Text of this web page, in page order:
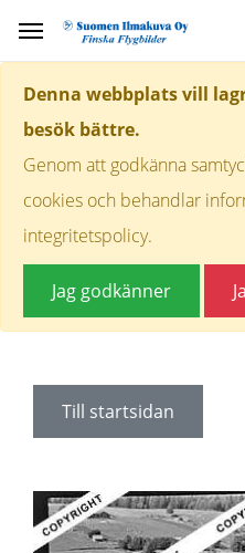
Denna webbplats vill
besök bättre.
Genom att godkänna
cookies och behandlar
integritetspolicy.
Jag godkänner
Till startsidan